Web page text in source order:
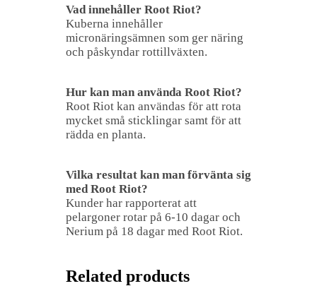
Vad innehåller Root Riot?
Kuberna innehåller
micronäringsämnen som ger näring
och påskyndar rottillväxten.
Hur kan man använda Root Riot?
Root Riot kan användas för att rota
mycket små sticklingar samt för att
rädda en planta.
Vilka resultat kan man förvänta sig
med Root Riot?
Kunder har rapporterat att
pelargoner rotar på 6-10 dagar och
Nerium på 18 dagar med Root Riot.
Related products